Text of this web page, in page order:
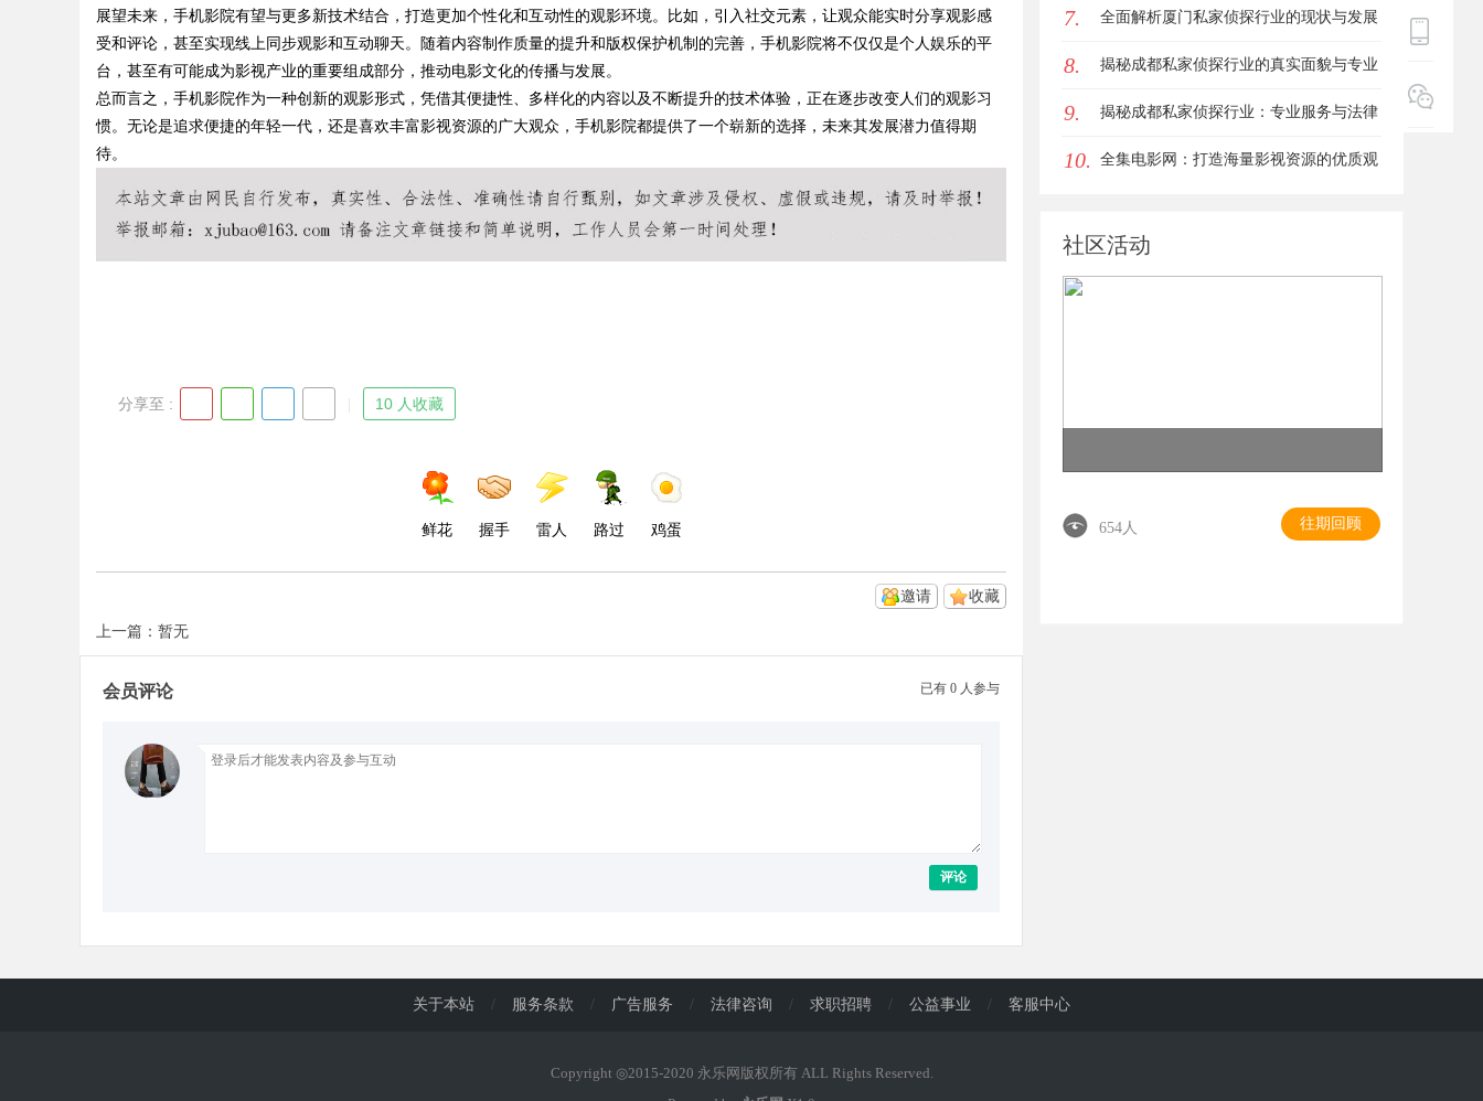
!
Bo
展望未来，手机影院有望与更多新技术结合，打造更加个性化和互动性的观影环境。比如，引入社交元素，让观众能实时分享观影感
受和评论，甚至实现线上同步观影和互动聊天。随着内容制作质量的提升和版权保护机制的完善，手机影院将不仅仅是个人娱乐的平
台，甚至有可能成为影视产业的重要组成部分，推动电影文化的传播与发展。
总而言之，手机影院作为一种创新的观影形式，凭借其便捷性、多样化的内容以及不断提升的技术体验，正在逐步改变人们的观影习
惯。无论是追求便捷的年轻一代，还是喜欢丰富影视资源的广大观众，手机影院都提供了一个崭新的选择，未来其发展潜力值得期
待。
分享至 : 10 人收藏
鲜花 握手 雷人 路过 鸡蛋
收藏
邀请
上一篇：暂无
已有 0 人参与
会员评论
评论
心中疑惑
7. 全面解析厦门私家侦探行业的现状与发展
趋势
8. 揭秘成都私家侦探行业的真实面貌与专业
服务
9. 揭秘成都私家侦探行业：专业服务与法律
边界解析
10. 全集电影网：打造海量影视资源的优质观
社区活动
654人 往期回顾
关于本站 / 服务条款 / 广告服务 / 法律咨询 / 求职招聘 / 公益事业 / 客服中心
Copyright ◎2015-2020 永乐网版权所有 ALL Rights Reserved.